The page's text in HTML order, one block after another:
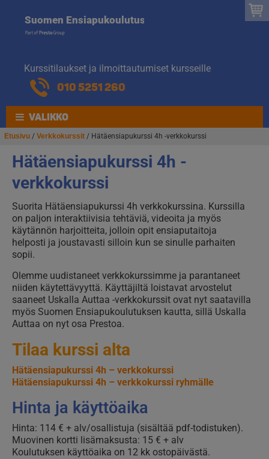
navigointiin
sisältöön
Suomen EnsiapukoulutusSuomen
Kurssitilaukset ja ilmoittautumiset kursseille
010 5251 260
VALIKKO
Etusivu / Verkkokurssit / Hätäensiapukurssi 4h -verkkokurssi
Hätäensiapukurssi 4h -
verkkokurssi
Suorita Hätäensiapukurssi 4h verkkokurssina. Kurssilla
on paljon interaktiivisia tehtäviä, videoita ja myös
käytännön harjoitteita, jolloin opit ensiaputaitoja
helposti ja joustavasti silloin kun se sinulle parhaiten
sopii.
Olemme uudistaneet verkkokurssimme ja parantaneet
niiden käytettävyyttä. Käyttäjiltä loistavat arvostelut
saaneet Uskalla Auttaa -verkkokurssit ovat nyt saatavilla
myös Suomen Ensiapukoulutuksen kautta, sillä Uskalla
Auttaa on nyt osa Prestoa.
Tilaa kurssi alta
Hätäensiapukurssi 4h – verkkokurssi
Hätäensiapukurssi 4h – verkkokurssi ryhmälle
Hinta ja käyttöaika
Hinta: 114 € + alv/osallistuja (sisältää pdf-todistuken).
Muovinen kortti lisämaksusta: 15 € + alv
Koulutuksen käyttöaika on 12 kk ostopäivästä.